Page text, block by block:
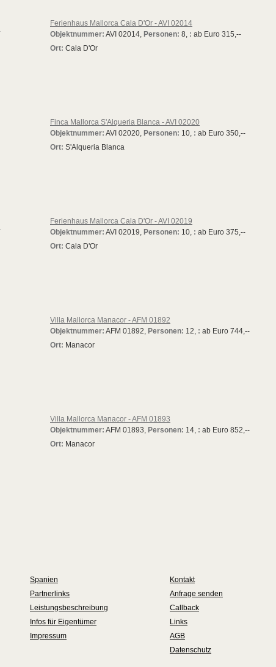
Ferienhaus Mallorca Cala D'Or - AVI 02014
Objektnummer: AVI 02014, Personen: 8, : ab Euro 315,--
Ort: Cala D'Or
Finca Mallorca S'Alqueria Blanca - AVI 02020
Objektnummer: AVI 02020, Personen: 10, : ab Euro 350,--
Ort: S'Alqueria Blanca
Ferienhaus Mallorca Cala D'Or - AVI 02019
Objektnummer: AVI 02019, Personen: 10, : ab Euro 375,--
Ort: Cala D'Or
Villa Mallorca Manacor - AFM 01892
Objektnummer: AFM 01892, Personen: 12, : ab Euro 744,--
Ort: Manacor
Villa Mallorca Manacor - AFM 01893
Objektnummer: AFM 01893, Personen: 14, : ab Euro 852,--
Ort: Manacor
Spanien
Partnerlinks
Leistungsbeschreibung
Infos für Eigentümer
Impressum
Kontakt
Anfrage senden
Callback
Links
AGB
Datenschutz